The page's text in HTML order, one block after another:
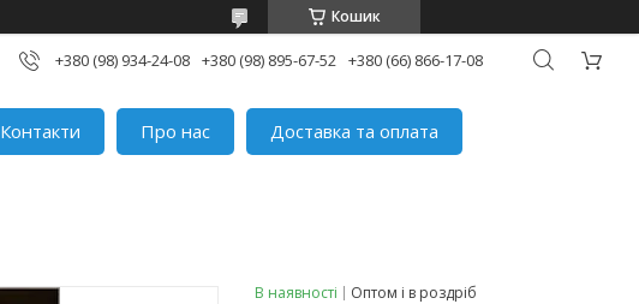
Кошик
+380 (98) 934-24-08 +380 (98) 895-67-52 +380 (66) 866-17-08
Контакти Про нас
Доставка та оплата
В наявності Оптом і в роздріб